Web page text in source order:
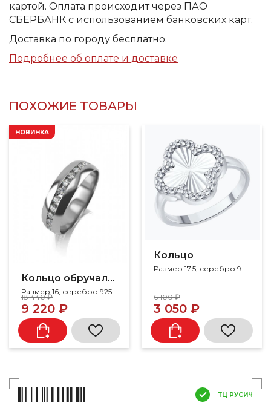
картой. Оплата происходит через ПАО
СБЕРБАНК с использованием банковских карт.
Доставка по городу бесплатно.
Подробнее об оплате и доставке
ПОХОЖИЕ ТОВАРЫ
Кольцо обручальное
НОВИНКА
18 440 ₽
9 220 ₽
Кольцо
Размер 17.5, серебро 925, фианит
6 100 ₽
3 050 ₽
ТЦ РУСИЧ